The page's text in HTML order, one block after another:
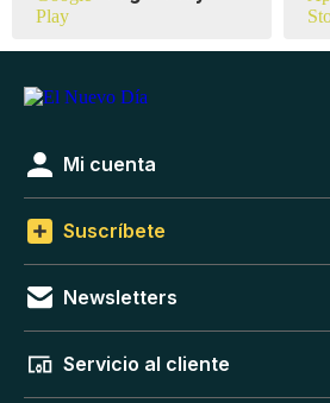
Mi cuenta
Suscríbete
Newsletters
Servicio al cliente